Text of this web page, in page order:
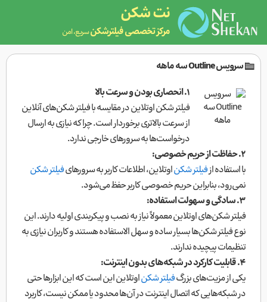
نت شکن
مرکز تخصصی فیلترشکنسریع، امن
سرویس Outline سه ماهه
۱. انحصاری بودن و سرعت بالا
فیلتر شکن اوتلاین در مقایسه با فیلتر شکن‌های آنلاین
از سرعت بالاتری برخوردار است. چرا که نیازی به ارسال
درخواست‌ها به سرورهای خارجی ندارد.
۲. حفاظت از حریم خصوصی:
با استفاده ازفیلتر شکناوتلاین، اطلاعات کاربر به سرورهایفیلتر شکن
نمی‌رود، بنابراین حریم خصوصی کاربر حفظ می‌شود.
۳. سادگی و سهولت استفاده:
فیلتر شکن‌های اوتلاین معمولاً نیاز به نصب و پیکربندی اولیه دارند. این
نوع فیلتر شکن‌ها بسیار ساده و سهل الاستفاده هستند و کاربران نیازی به
تنظیمات پیچیده ندارند.
۴. قابلیت کارکرد در شبکه‌های بدون اینترنت:
یکی از مزیت‌های بزرگفیلتر شکناوتلاین این است که این ابزارها حتی
در شبکه‌هایی که اتصال اینترنت در آن‌ها محدود یا ممکن نیست، کاربرد